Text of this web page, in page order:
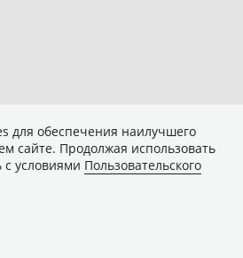
для обеспечения наилучшего
сайте. Продолжая использовать
с условиями Пользовательского